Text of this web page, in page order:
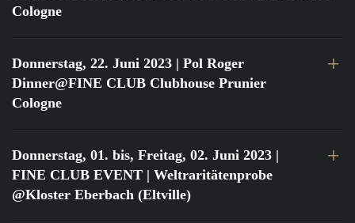
Cologne
Donnerstag, 22. Juni 2023 | Pol Roger
Dinner@FINE CLUB Clubhouse Prunier
Cologne
Donnerstag, 01. bis, Freitag, 02. Juni 2023 |
FINE CLUB EVENT | Weltraritätenprobe
@Kloster Eberbach (Eltville)